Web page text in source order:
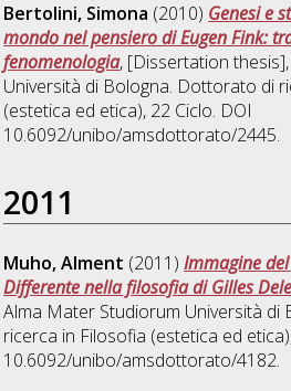
Bertolini, Simona (2010) Genesi e
mondo nel pensiero di Eugen Fink:
fenomenologia, [Dissertation
Università di Bologna. Dottorato di
(estetica ed etica), 22 Ciclo. DOI
10.6092/unibo/amsdottorato/2445.
2011
Muho, Alment (2011)Immagine
Differente nella filosofia di Gilles
Alma Mater Studiorum Università
ricerca in Filosofia (estetica ed etica)
10.6092/unibo/amsdottorato/4182.